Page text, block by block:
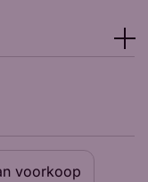
voorkoop